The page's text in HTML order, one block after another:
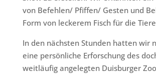
von Befehlen/ Pfiffen/ Gesten und
Form von leckerem Fisch für die
In den nächsten Stunden hatten wir
eine persönliche Erforschung des
weitläufig angelegten Duisburger